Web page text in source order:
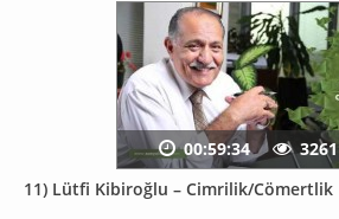
11) Lütfi Kibiroğlu – Cimrilik/Cömertlik
00:59:34 3261